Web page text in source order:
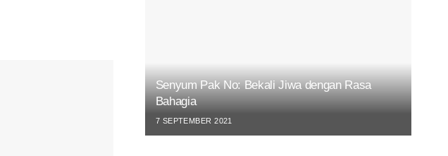
Senyum Pak No: Bekali Jiwa dengan Rasa
Bahagia
7 SEPTEMBER 2021